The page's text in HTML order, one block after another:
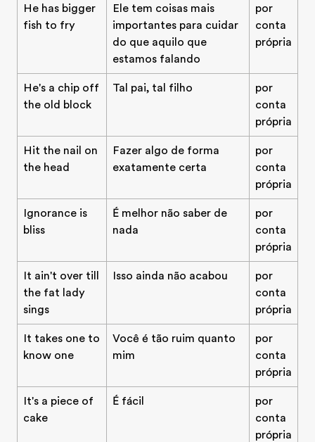
He has bigger
fish to fry
Ele tem coisas mais
importantes para cuidar
do que aquilo que
estamos falando
por
conta
própria
He's a chip off
the old block
Tal pai, tal filho
por
conta
própria
Hit the nail on
the head
Fazer algo de forma
exatamente certa
por
conta
própria
Ignorance is
bliss
É melhor não saber de
nada
por
conta
própria
It ain't over till
the fat lady
sings
Isso ainda não acabou
por
conta
própria
It takes one to
know one
Você é tão ruim quanto
mim
por
conta
própria
It's a piece of
cake
É fácil
por
conta
própria